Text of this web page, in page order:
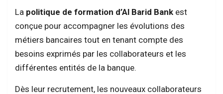
La politique de formation d’Al Barid Bank est
conçue pour accompagner les évolutions des
métiers bancaires tout en tenant compte des
besoins exprimés par les collaborateurs et les
différentes entités de la banque.
Dès leur recrutement, les nouveaux collaborateurs